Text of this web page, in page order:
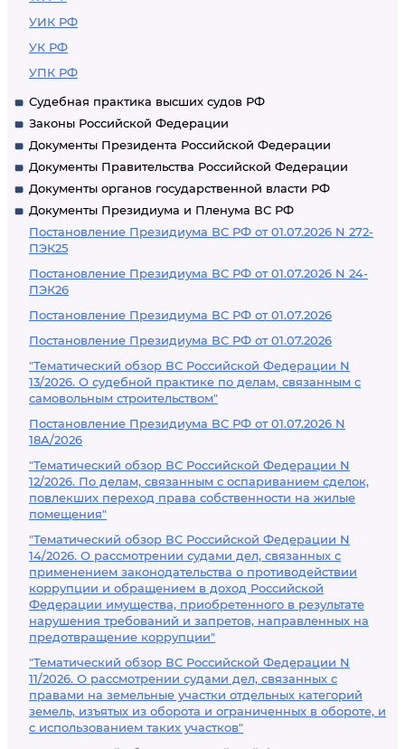
УИК РФ
УК РФ
УПК РФ
Судебная практика высших судов РФ
Законы Российской Федерации
Документы Президента Российской Федерации
Документы Правительства Российской Федерации
Документы органов государственной власти РФ
Документы Президиума и Пленума ВС РФ
Постановление Президиума ВС РФ от 01.07.2026 N 272-
ПЭК25
Постановление Президиума ВС РФ от 01.07.2026 N 24-
ПЭК26
Постановление Президиума ВС РФ от 01.07.2026
Постановление Президиума ВС РФ от 01.07.2026
"Тематический обзор ВС Российской Федерации N
13/2026. О судебной практике по делам, связанным с
самовольным строительством"
Постановление Президиума ВС РФ от 01.07.2026 N
18А/2026
"Тематический обзор ВС Российской Федерации N
12/2026. По делам, связанным с оспариванием сделок,
повлекших переход права собственности на жилые
помещения"
"Тематический обзор ВС Российской Федерации N
14/2026. О рассмотрении судами дел, связанных с
применением законодательства о противодействии
коррупции и обращением в доход Российской
Федерации имущества, приобретенного в результате
нарушения требований и запретов, направленных на
предотвращение коррупции"
"Тематический обзор ВС Российской Федерации N
11/2026. О рассмотрении судами дел, связанных с
правами на земельные участки отдельных категорий
земель, изъятых из оборота и ограниченных в обороте, и
с использованием таких участков"